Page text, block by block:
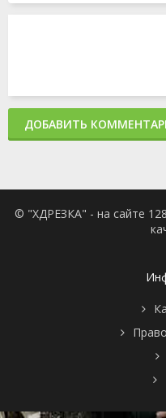
ДОБАВИТЬ
© "ХДРЕЗКА" - на сайте